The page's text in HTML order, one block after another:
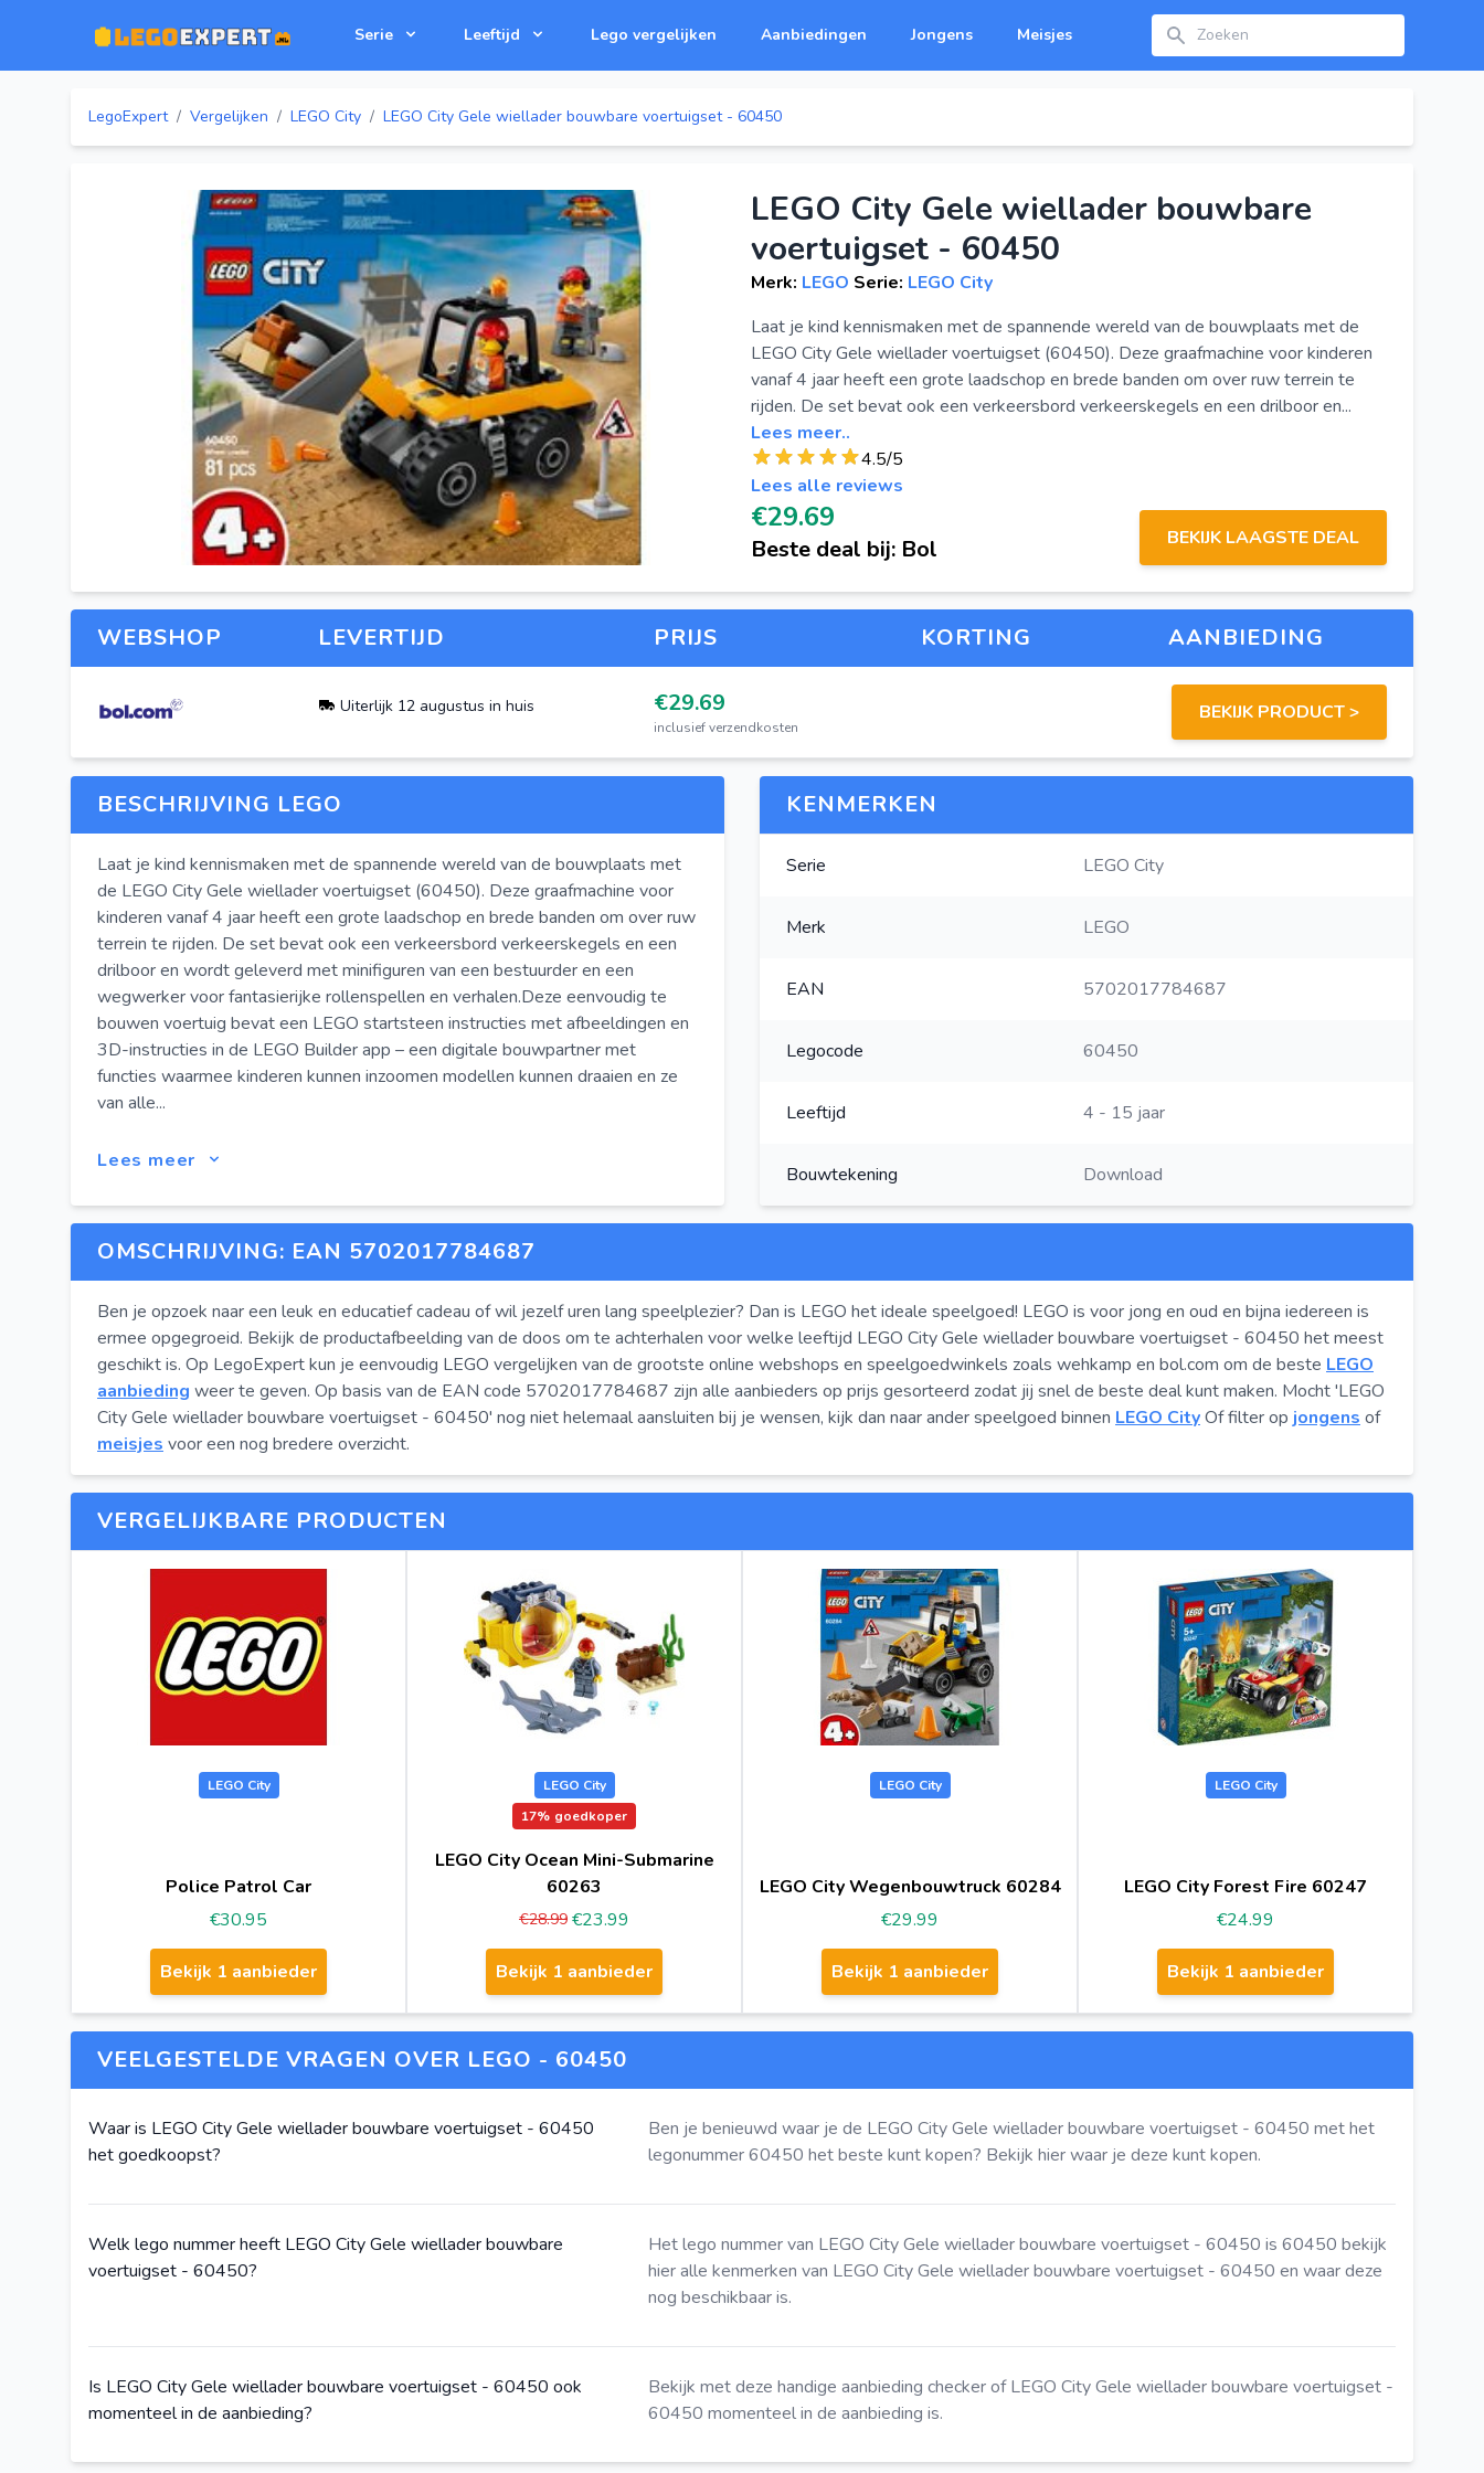
Serie Leeftijd Lego vergelijken Aanbiedingen Jongens Meisjes Zoeken
LegoExpert / Vergelijken / LEGO City / LEGO City Gele wiellader bouwbare voertuigset - 60450
Bekijk meer afbeeldingen
LEGO City Gele wiellader bouwbare
voertuigset - 60450
Merk: LEGO Serie: LEGO City
Laat je kind kennismaken met de spannende wereld van de bouwplaats met de
LEGO City Gele wiellader voertuigset (60450). Deze graafmachine voor kinderen
vanaf 4 jaar heeft een grote laadschop en brede banden om over ruw terrein te
rijden. De set bevat ook een verkeersbord verkeerskegels en een drilboor en...
Lees meer..
4.5/5
Lees alle reviews
€29.69
Beste deal bij: Bol BEKIJK LAAGSTE DEAL
WEBSHOP LEVERTIJD PRIJS KORTING AANBIEDING
Uiterlijk 12 augustus in huis €29.69
inclusief verzendkosten
BEKIJK PRODUCT >
BESCHRIJVING LEGO
Laat je kind kennismaken met de spannende wereld van de bouwplaats met
de LEGO City Gele wiellader voertuigset (60450). Deze graafmachine voor
kinderen vanaf 4 jaar heeft een grote laadschop en brede banden om over ruw
terrein te rijden. De set bevat ook een verkeersbord verkeerskegels en een
drilboor en wordt geleverd met minifiguren van een bestuurder en een
wegwerker voor fantasierijke rollenspellen en verhalen.Deze eenvoudig te
bouwen voertuig bevat een LEGO startsteen instructies met afbeeldingen en
3D-instructies in de LEGO Builder app – een digitale bouwpartner met
functies waarmee kinderen kunnen inzoomen modellen kunnen draaien en ze
van alle...
Lees meer
KENMERKEN
Serie LEGO City
Merk LEGO
EAN 5702017784687
Legocode 60450
Leeftijd 4 - 15 jaar
Bouwtekening Download
OMSCHRIJVING: EAN 5702017784687
Ben je opzoek naar een leuk en educatief cadeau of wil jezelf uren lang speelplezier? Dan is LEGO het ideale speelgoed! LEGO is voor jong en oud en bijna iedereen is
ermee opgegroeid. Bekijk de productafbeelding van de doos om te achterhalen voor welke leeftijd LEGO City Gele wiellader bouwbare voertuigset - 60450 het meest
geschikt is. Op LegoExpert kun je eenvoudig LEGO vergelijken van de grootste online webshops en speelgoedwinkels zoals wehkamp en bol.com om de beste LEGO
aanbieding weer te geven. Op basis van de EAN code 5702017784687 zijn alle aanbieders op prijs gesorteerd zodat jij snel de beste deal kunt maken. Mocht 'LEGO
City Gele wiellader bouwbare voertuigset - 60450' nog niet helemaal aansluiten bij je wensen, kijk dan naar ander speelgoed binnen LEGO CityOf filter op jongens of
meisjes voor een nog bredere overzicht.
VERGELIJKBARE PRODUCTEN
LEGO City
Police Patrol Car
€30.95
Bekijk 1 aanbieder
LEGO City
17% goedkoper
LEGO City Ocean Mini-Submarine
60263
€28.99 €23.99
Bekijk 1 aanbieder
LEGO City
LEGO City Wegenbouwtruck 60284
€29.99
Bekijk 1 aanbieder
LEGO City
LEGO City Forest Fire 60247
€24.99
Bekijk 1 aanbieder
VEELGESTELDE VRAGEN OVER LEGO - 60450
Waar is LEGO City Gele wiellader bouwbare voertuigset - 60450
het goedkoopst?
Ben je benieuwd waar je de LEGO City Gele wiellader bouwbare voertuigset - 60450 met het
legonummer 60450 het beste kunt kopen? Bekijk hierwaar je deze kunt kopen.
Welk lego nummer heeft LEGO City Gele wiellader bouwbare
voertuigset - 60450?
Het lego nummer van LEGO City Gele wiellader bouwbare voertuigset - 60450 is 60450 bekijk
hieralle kenmerken van LEGO City Gele wiellader bouwbare voertuigset - 60450 en waar deze
nog beschikbaar is.
Is LEGO City Gele wiellader bouwbare voertuigset - 60450 ook
momenteel in de aanbieding?
Bekijk met deze handige aanbieding checkerof LEGO City Gele wiellader bouwbare voertuigset -
60450 momenteel in de aanbieding is.